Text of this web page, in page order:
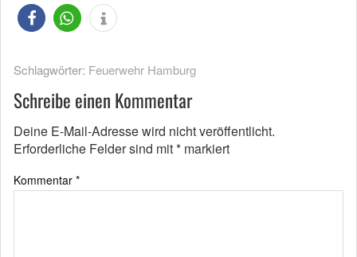
Schlagwörter: Feuerwehr Hamburg
Schreibe einen Kommentar
Deine E-Mail-Adresse wird nicht veröffentlicht.
Erforderliche Felder sind mit* markiert
Kommentar *